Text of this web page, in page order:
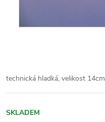
technická hladká, velikost 14cm
SKLADEM